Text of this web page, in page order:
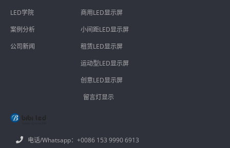
电话/Whatsapp：+0086 153 9990 6913
商用LED显示屏
小间距LED显示屏
租赁LED显示屏
运动型LED显示屏
创意LED显示屏
留言灯显示
LED学院
案例分析
公司新闻